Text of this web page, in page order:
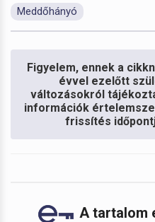
Meddőhányó
Figyelem, ennek a
évvel ezelőtt
változásokról
információk
frissítés
A tartalom